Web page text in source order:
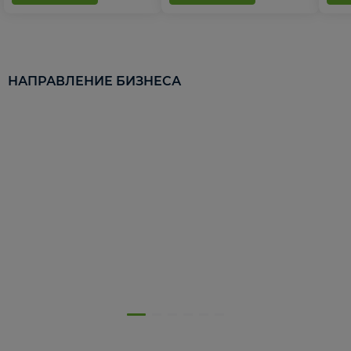
НАПРАВЛЕНИЕ БИЗНЕСА